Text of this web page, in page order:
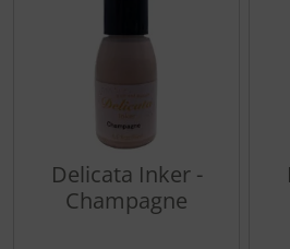
Delicata Inker -
Champagne